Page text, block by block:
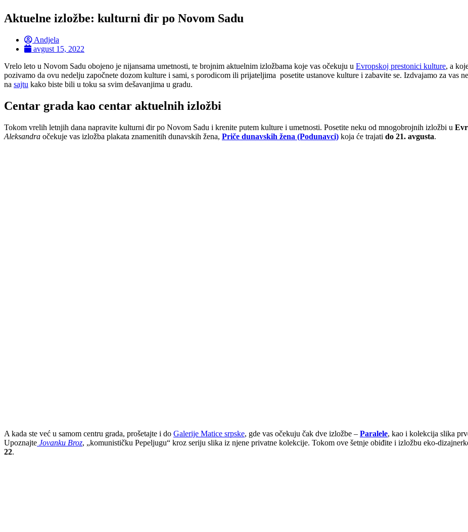
Aktuelne izložbe: kulturni đir po Novom Sadu
Andjela
avgust 15, 2022
Vrelo leto u Novom Sadu obojeno je nijansama umetnosti, te brojnim aktuelnim izložbama koje vas očekuju u Evropskoj prestonici kulture, a
pozivamo da ovu nedelju započnete dozom kulture i sami, s porodicom ili prijateljima posetite ustanove kulture i zabavite se. Izdvajamo za vas
na sajtu kako biste bili u toku sa svim dešavanjima u gradu.
Centar grada kao centar aktuelnih izložbi
Tokom vrelih letnjih dana napravite kulturni đir po Novom Sadu i krenite putem kulture i umetnosti. Posetite neku od mnogobrojnih izložbi u
Aleksandra očekuje vas izložba plakata znamenitih dunavskih žena, Priče dunavskih žena (Podunavci) koja će trajati do 21. avgusta.
A kada ste već u samom centru grada, prošetajte i do Galerije Matice srpske, gde vas očekuju čak dve izložbe – Paralele, kao i kolekcija slika
Upoznajte Jovanku Broz, „komunističku Pepeljugu“ kroz seriju slika iz njene privatne kolekcije. Tokom ove šetnje obiđite i izložbu eko-
22.